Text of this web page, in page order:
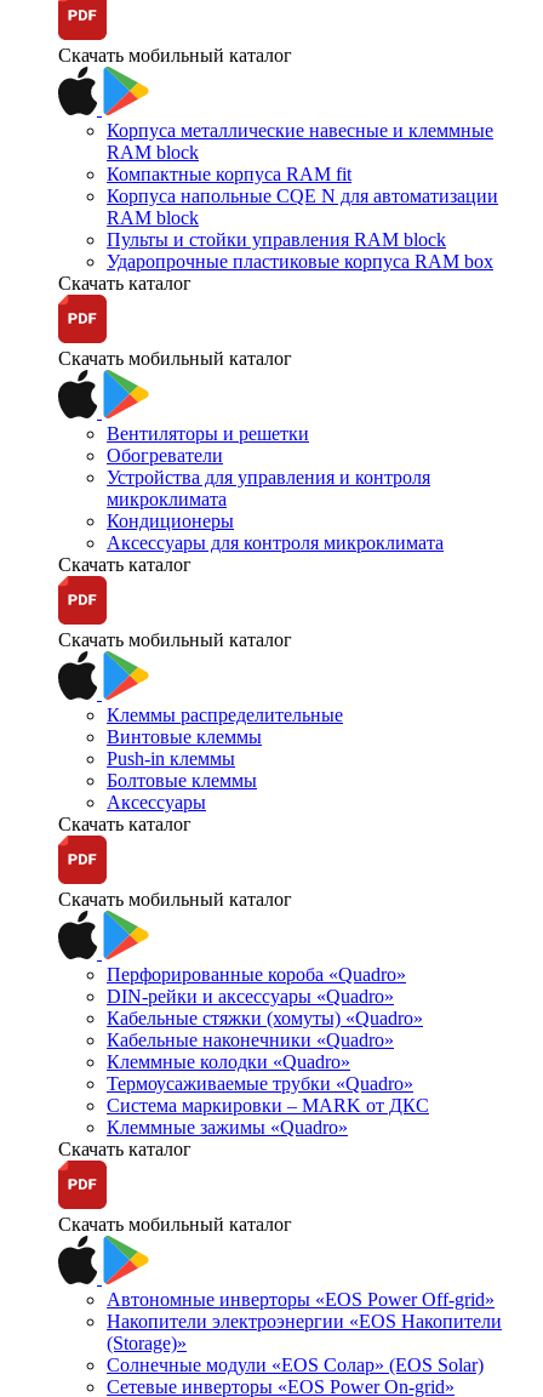
Скачать мобильный каталог
Корпуса металлические навесные и клеммные
RAM block
Компактные корпуса RAM fit
Корпуса напольные CQE N для автоматизации
RAM block
Пульты и стойки управления RAM block
Ударопрочные пластиковые корпуса RAM box
Скачать каталог
Скачать мобильный каталог
Вентиляторы и решетки
Обогреватели
Устройства для управления и контроля
микроклимата
Кондиционеры
Аксессуары для контроля микроклимата
Скачать каталог
Скачать мобильный каталог
Клеммы распределительные
Винтовые клеммы
Push-in клеммы
Болтовые клеммы
Аксессуары
Скачать каталог
Скачать мобильный каталог
Перфорированные короба «Quadro»
DIN-рейки и аксессуары «Quadro»
Кабельные стяжки (хомуты) «Quadro»
Кабельные наконечники «Quadro»
Клеммные колодки «Quadro»
Термоусаживаемые трубки «Quadro»
Система маркировки – MARK от ДКС
Клеммные зажимы «Quadro»
Скачать каталог
Скачать мобильный каталог
Автономные инверторы «EOS Power Off-grid»
Накопители электроэнергии «EOS Накопители
(Storage)»
Солнечные модули «EOS Солар» (EOS Solar)
Сетевые инверторы «EOS Power On-grid»